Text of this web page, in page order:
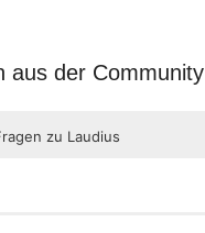
aus der Community
zu Laudius